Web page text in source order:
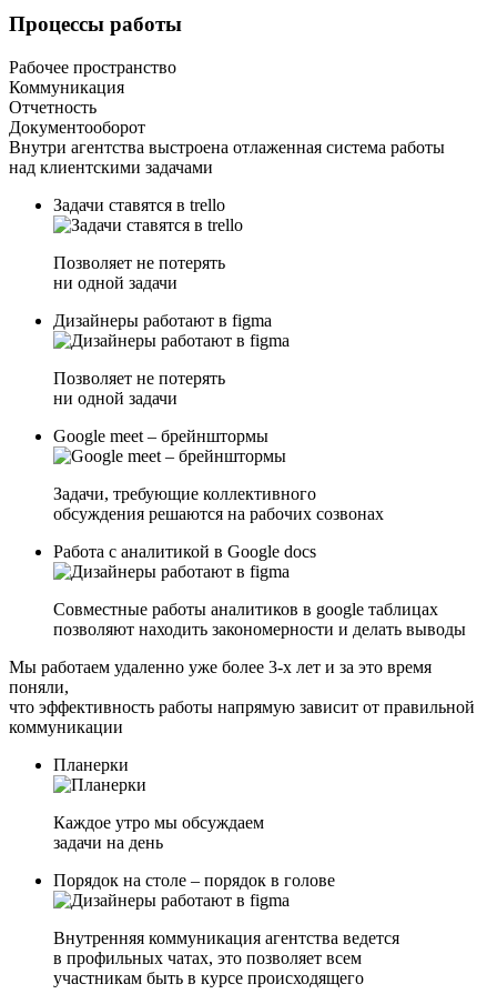
Процессы работы
Рабочее пространство
Коммуникация
Отчетность
Документооборот
Внутри агентства выстроена отлаженная система работы
над клиентскими задачами
Задачи ставятся в trello
Позволяет не потерять
ни одной задачи
Дизайнеры работают в figma
Позволяет не потерять
ни одной задачи
Google meet – брейнштормы
Задачи, требующие коллективного
обсуждения решаются на рабочих созвонах
Работа с аналитикой в Google docs
Совместные работы аналитиков в google таблицах
позволяют находить закономерности и делать выводы
Мы работаем удаленно уже более 3-х лет и за это время
поняли,
что эффективность работы напрямую зависит от правильной
коммуникации
Планерки
Каждое утро мы обсуждаем
задачи на день
Порядок на столе – порядок в голове
Внутренняя коммуникация агентства ведется
в профильных чатах, это позволяет всем
участникам быть в курсе происходящего